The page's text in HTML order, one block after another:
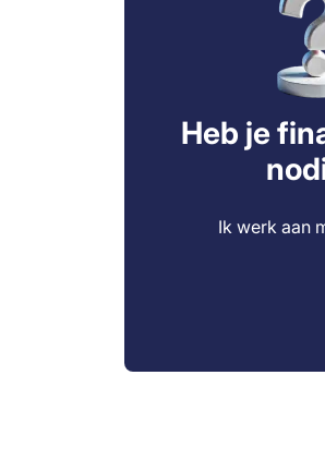
Heb je
Ik werk aan